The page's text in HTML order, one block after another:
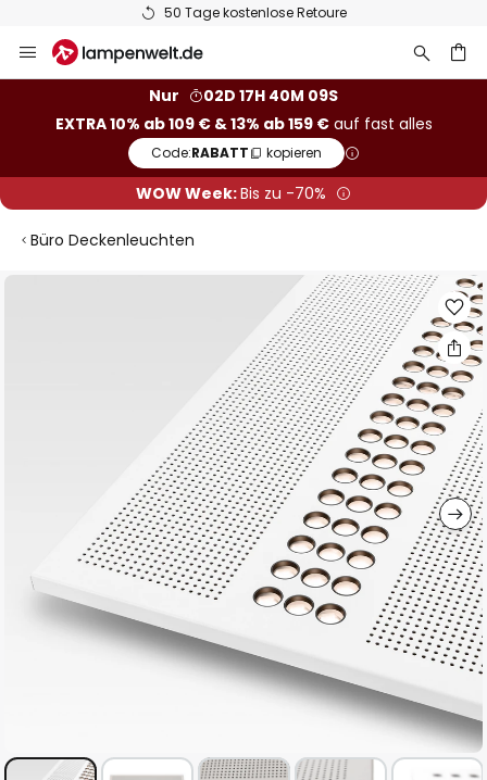
50 Tage kostenlose Retoure
Inhalt
Nur
02D 17H 40M 09S
EXTRA 10% ab 109 € & 13% ab 159 €auf fast alles
Code:RABATT kopieren
WOW Week:Bis zu -70%
Büro Deckenleuchten